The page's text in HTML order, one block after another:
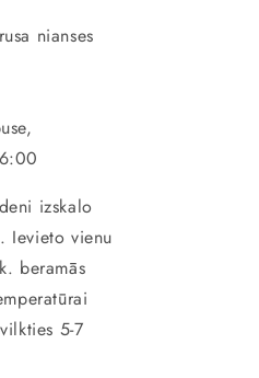
nianses
izskalo
Ievieto vienu
beramās
5-7